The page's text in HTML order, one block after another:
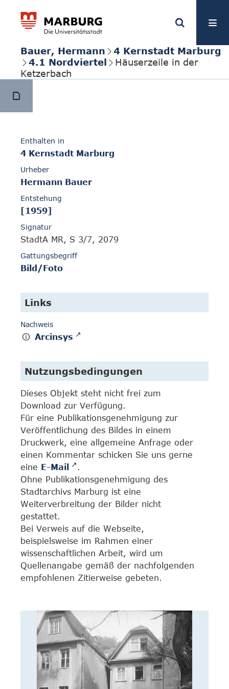
Bauer, Hermann
4 Kernstadt Marburg
4.1 Nordviertel
Häuserzeile in der
Ketzerbach
Enthalten in
4 Kernstadt Marburg
Urheber
Hermann Bauer
Entstehung
[1959]
Signatur
StadtA MR, S 3/7, 2079
Gattungsbegriff
Bild/Foto
Links
Nachweis
Arcinsys
Nutzungsbedingungen
Dieses Objekt steht nicht frei zum
Download zur Verfügung.
Für eine Publikationsgenehmigung zur
Veröffentlichung des Bildes in einem
Druckwerk, eine allgemeine Anfrage oder
einen Kommentar schicken Sie uns gerne
eine E-Mail
.
Ohne Publikationsgenehmigung des
Stadtarchivs Marburg ist eine
Weiterverbreitung der Bilder nicht
gestattet.
Bei Verweis auf die Webseite,
beispielsweise im Rahmen einer
wissenschaftlichen Arbeit, wird um
Quellenangabe gemäß der nachfolgenden
empfohlenen Zitierweise gebeten.